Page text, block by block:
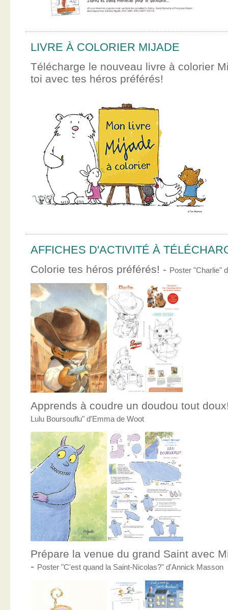
LIVRE À COLORIER MIJADE
Télécharge le nouveau livre à colorier
toi avec tes héros préférés!
AFFICHES D'ACTIVITÉ À
Colorie tes héros préférés! - Poster "Charlie"
Apprends à coudre un doudou tout
Lulu Boursouflu" d'Emma de Woot
Prépare la venue du grand Saint avec
- Poster "C'est quand la Saint-Nicolas?" d'Annick Masson